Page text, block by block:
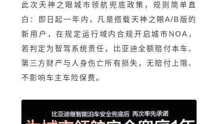
此次天神之眼城市领航兜底政策，规则简单直
白：即日起一年内，凡是搭载天神之眼A/B版的
新用户，在规定运行域内合规开启城市NOA，
若判定为智驾系统责任，比亚迪全额赔付本车、
第三方财产与人身伤亡所有损失，无赔付上限、
不影响车主车险保费。